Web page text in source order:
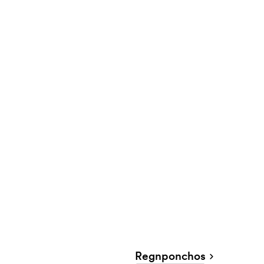
Regnponchos